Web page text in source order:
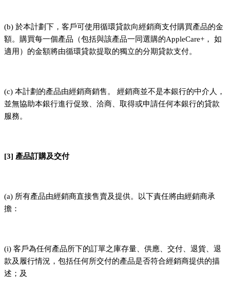
(b) 於本計劃下，客戶可使用循環貸款向經銷商支付購買產品的金
額。購買每一個產品（包括與該產品一同選購的AppleCare+， 如
適用）的金額將由循環貸款提取的獨立的分期貸款支付。
(c) 本計劃的產品由經銷商銷售。 經銷商並不是本銀行的中介人，
並無協助本銀行進行促致、洽商、取得或申請任何本銀行的貸款
服務。
[3] 產品訂購及交付
(a) 所有產品由經銷商直接售賣及提供。以下責任將由經銷商承
擔：
(i) 客戶為任何產品所下的訂單之庫存量、供應、交付、退貨、退
款及履行情況，包括任何所交付的產品是否符合經銷商提供的描
述；及